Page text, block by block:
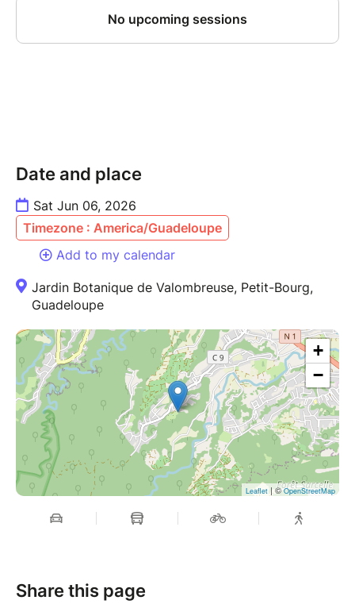
Date and place
Sat Jun 06, 2026
Timezone : America/Guadeloupe
Add to my calendar
Jardin Botanique de Valombreuse, Petit-Bourg,
Guadeloupe
+
−
Leaflet | ©OpenStreetMap
Share this page